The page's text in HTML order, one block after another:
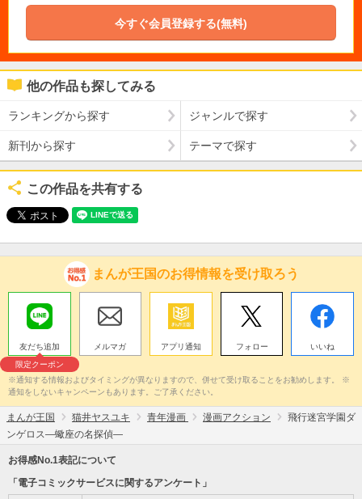
今すぐ会員登録する(無料)
他の作品も探してみる
ランキングから探す ジャンルで探す
新刊から探す テーマで探す
この作品を共有する
まんが王国のお得情報を受け取ろう
友だち追加
限定クーポン
メルマガ アプリ通知 フォロー いいね
※通知する情報およびタイミングが異なりますので、併せて受け取ることをお勧めします。 ※
通知をしないキャンペーンもあります。ご了承ください。
まんが王国 猫井ヤスユキ 青年漫画 漫画アクション
飛行迷宮学園ダ
ンゲロス―蠍座の名探偵―
お得感No.1表記について
「電子コミックサービスに関するアンケート」